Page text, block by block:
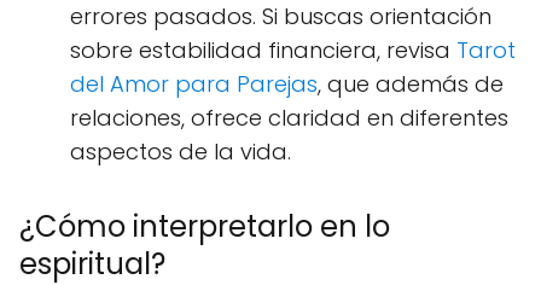
errores pasados. Si buscas orientación
sobre estabilidad financiera, revisa Tarot
del Amor para Parejas, que además de
relaciones, ofrece claridad en diferentes
aspectos de la vida.
¿Cómo interpretarlo en lo
espiritual?